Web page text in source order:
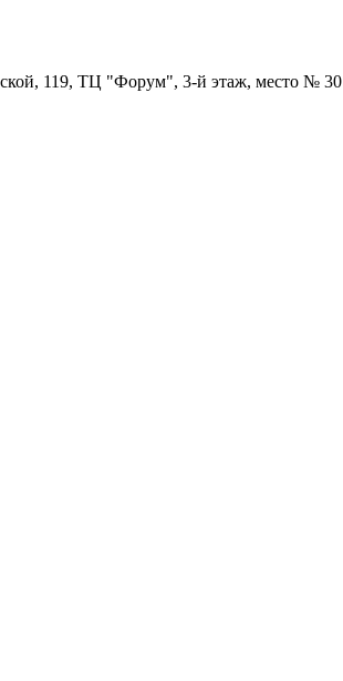
119, ТЦ "Форум", 3-й этаж, место № 30